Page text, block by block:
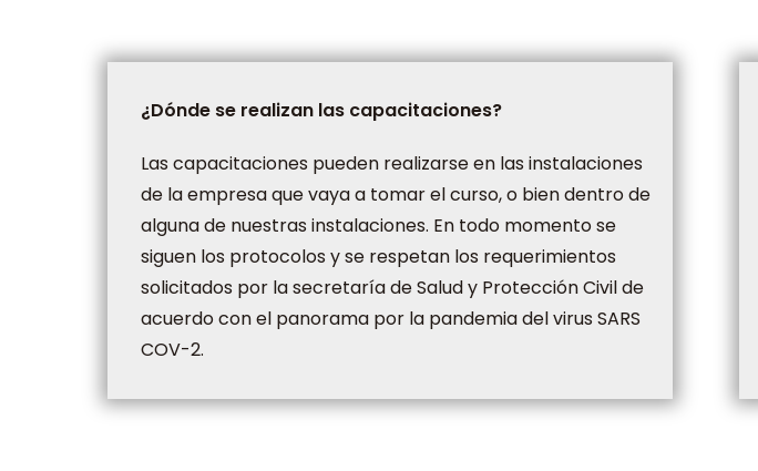
¿Dónde se realizan las capacitaciones?
Las capacitaciones pueden realizarse en las instalaciones
de la empresa que vaya a tomar el curso, o bien dentro de
alguna de nuestras instalaciones. En todo momento se
siguen los protocolos y se respetan los requerimientos
solicitados por la secretaría de Salud y Protección Civil de
acuerdo con el panorama por la pandemia del virus SARS
COV-2.